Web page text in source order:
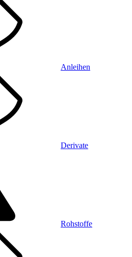
Anleihen
Derivate
Rohstoffe